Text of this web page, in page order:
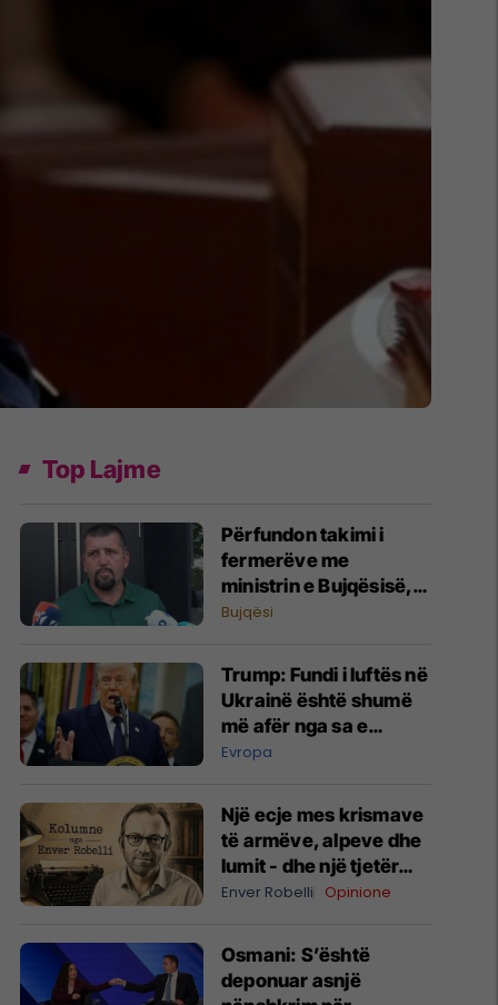
Top Lajme
​Përfundon takimi i
fermerëve me
ministrin e Bujqësisë,
Krasniqi: Nga sonte
grumbullimin e
qumështit
Bujqësi
Trump: Fundi i luftës në
Ukrainë është shumë
më afër nga sa e
mendojnë njerëzit
Evropa
Një ecje mes krismave
të armëve, alpeve dhe
lumit - dhe një tjetër…
Enver Robelli Opinione
​Osmani: S’është
deponuar asnjë